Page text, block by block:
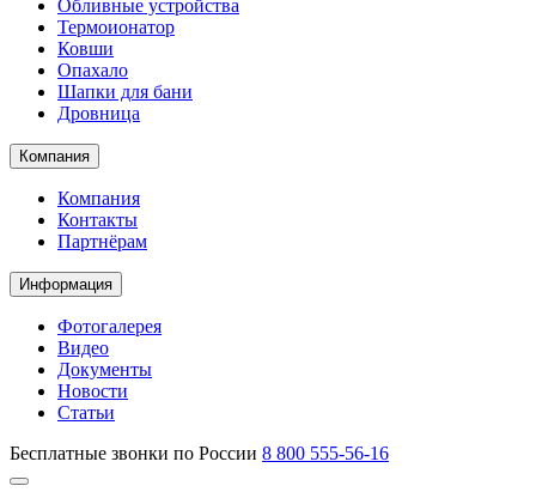
Обливные устройства
Термоионатор
Ковши
Опахало
Шапки для бани
Дровница
Компания
Компания
Контакты
Партнёрам
Информация
Фотогалерея
Видео
Документы
Новости
Статьи
Бесплатные звонки по России 8 800 555-56-16